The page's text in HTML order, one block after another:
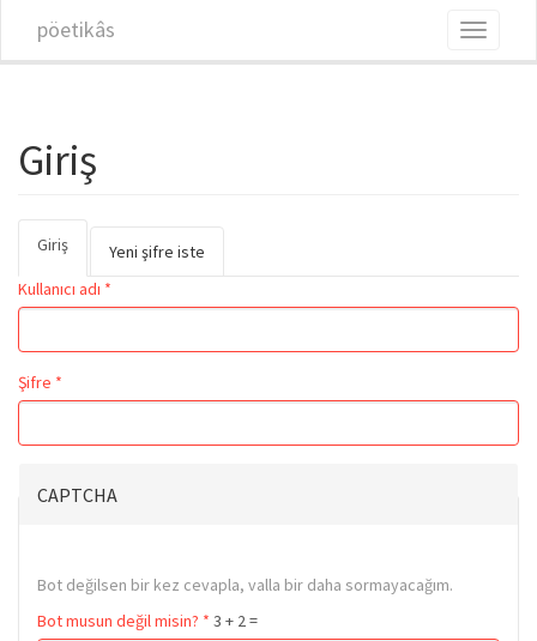
pöetikâs
Toggle
Giriş
Birincil sekmeler
Giriş
Yeni şifre iste
Kullanıcı adı *
Şifre *
CAPTCHA
Bot değilsen bir kez cevapla, valla bir daha sormayacağım.
Bot musun değil misin? * 3 + 2 =